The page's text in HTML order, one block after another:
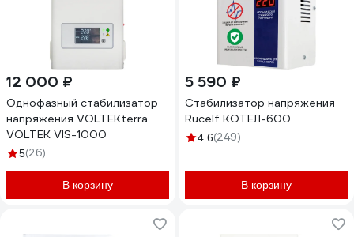
12 000 ₽
Однофазный стабилизатор
напряжения VOLTEKterra
VOLTEK VIS-1000
5(26)
В корзину
5 590 ₽
Стабилизатор напряжения
Rucelf КОТЕЛ-600
4.6(249)
В корзину